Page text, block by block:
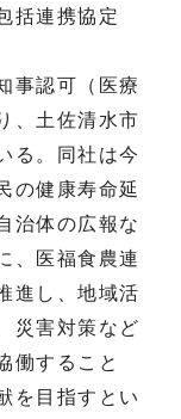
括連携協定
事認可（医療
、土佐清水市
る。同社は今
の健康寿命延
治体の広報な
、医福食農連
進し、地域活
災害対策など
働すること
を目指すとい